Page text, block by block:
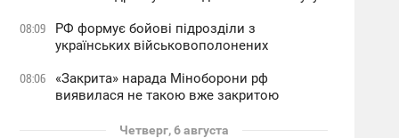
08:09
РФ формує бойові підрозділи з
українських військовополонених
08:06
«Закрита» нарада Міноборони рф
виявилася не такою вже закритою
Четверг, 6 августа